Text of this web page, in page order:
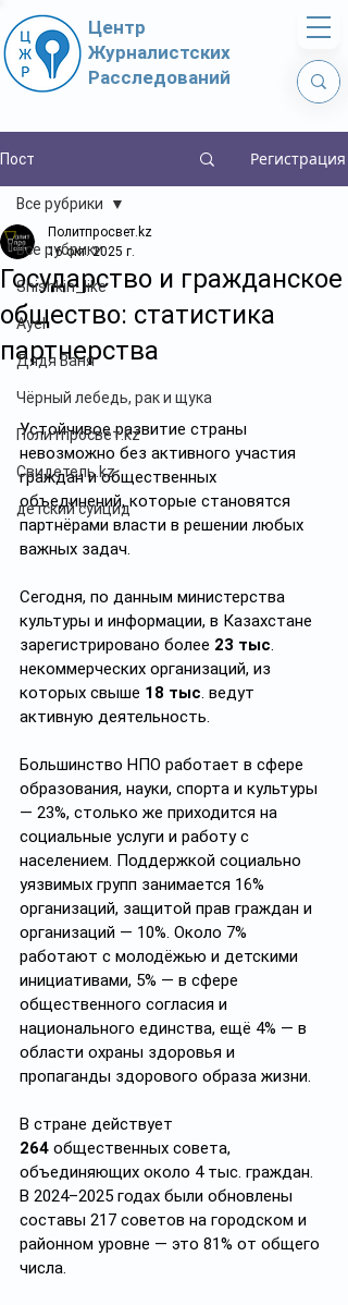
Центр
Журналистских
Расследований
Пост Регистрация
Все рубрики
Shishkin_like
Ayel
Дядя Ваня
Чёрный лебедь, рак и щука
Политпросвет.kz
Свидетель.kz
детский суицид
Все рубрики
Государство и гражданское
общество: статистика
партнерства
Политпросвет.kz
16 окт. 2025 г.
Устойчивое развитие страны
невозможно без активного участия
граждан и общественных
объединений, которые становятся
партнёрами власти в решении любых
важных задач.
Сегодня, по данным министерства
культуры и информации, в Казахстане
зарегистрировано более 23 тыс.
некоммерческих организаций, из
которых свыше 18 тыс. ведут
активную деятельность.
Большинство НПО работает в сфере
образования, науки, спорта и культуры
— 23%, столько же приходится на
социальные услуги и работу с
населением. Поддержкой социально
уязвимых групп занимается 16%
организаций, защитой прав граждан и
организаций — 10%. Около 7%
работают с молодёжью и детскими
инициативами, 5% — в сфере
общественного согласия и
национального единства, ещё 4% — в
области охраны здоровья и
пропаганды здорового образа жизни.
В стране действует
264 общественных совета,
объединяющих около 4 тыс. граждан.
В 2024–2025 годах были обновлены
составы 217 советов на городском и
районном уровне — это 81% от общего
числа.